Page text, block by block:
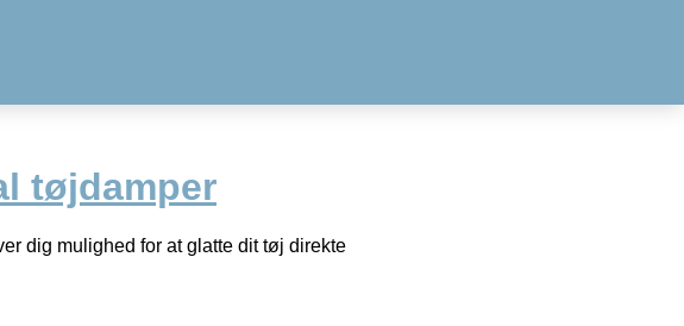
tøjdamper
dig mulighed for at glatte dit tøj direkte